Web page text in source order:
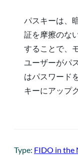
パスキーは、
証を摩擦のな
することで、
ユーザーがパ
はパスワード
キーにアップ
Type: FIDO in the